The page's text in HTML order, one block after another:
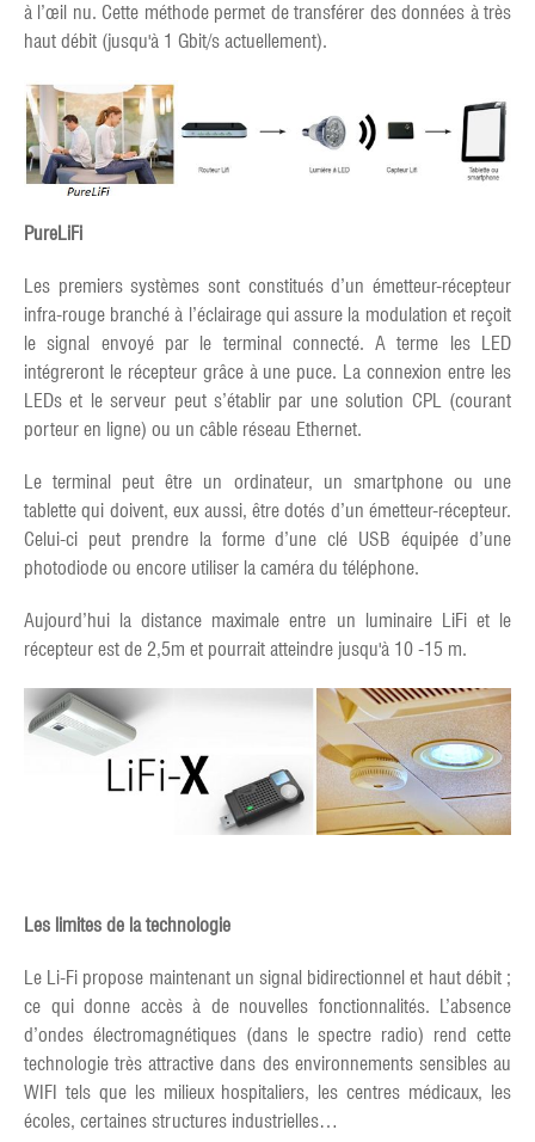
à l’œil nu. Cette méthode permet de transférer des données à très
haut débit (jusqu'à 1 Gbit/s actuellement).
PureLiFi
Les premiers systèmes sont constitués d’un émetteur-récepteur
infra-rouge branché à l’éclairage qui assure la modulation et reçoit
le signal envoyé par le terminal connecté. A terme les LED
intégreront le récepteur grâce à une puce. La connexion entre les
LEDs et le serveur peut s’établir par une solution CPL (courant
porteur en ligne) ou un câble réseau Ethernet.
Le terminal peut être un ordinateur, un smartphone ou une
tablette qui doivent, eux aussi, être dotés d’un émetteur-récepteur.
Celui-ci peut prendre la forme d’une clé USB équipée d’une
photodiode ou encore utiliser la caméra du téléphone.
Aujourd’hui la distance maximale entre un luminaire LiFi et le
récepteur est de 2,5m et pourrait atteindre jusqu'à 10 -15 m.
Les limites de la technologie
Le Li-Fi propose maintenant un signal bidirectionnel et haut débit ;
ce qui donne accès à de nouvelles fonctionnalités. L’absence
d’ondes électromagnétiques (dans le spectre radio) rend cette
technologie très attractive dans des environnements sensibles au
WIFI tels que les milieux hospitaliers, les centres médicaux, les
écoles, certaines structures industrielles…